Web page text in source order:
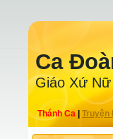
Ca
Giáo Xứ
Thánh Ca Truyện